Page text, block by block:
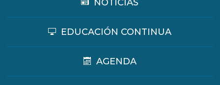
NOTICIAS
EDUCACIÓN CONTINUA
AGENDA